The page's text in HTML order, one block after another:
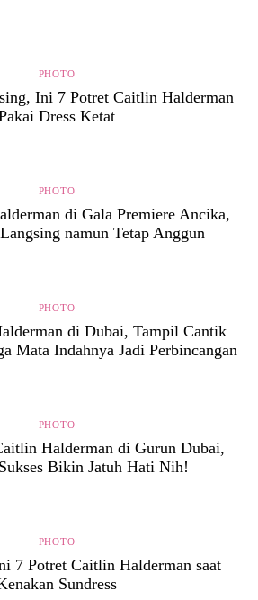
PHOTO
Ini 7 Potret Caitlin Halderman
Dress Ketat
PHOTO
di Gala Premiere Ancika,
namun Tetap Anggun
PHOTO
di Dubai, Tampil Cantik
Mata Indahnya Jadi Perbincangan
PHOTO
Halderman di Gurun Dubai,
Bikin Jatuh Hati Nih!
PHOTO
7 Potret Caitlin Halderman saat
Sundress